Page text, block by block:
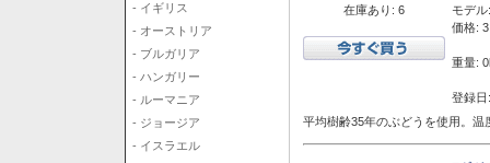
- イギリス
- オーストリア
- ブルガリア
- ハンガリー
- ルーマニア
- ジョージア
- イスラエル
在庫あり: 6
モデル:
価格:
重量:
登録
平均樹齢35年のぶどうを使用。